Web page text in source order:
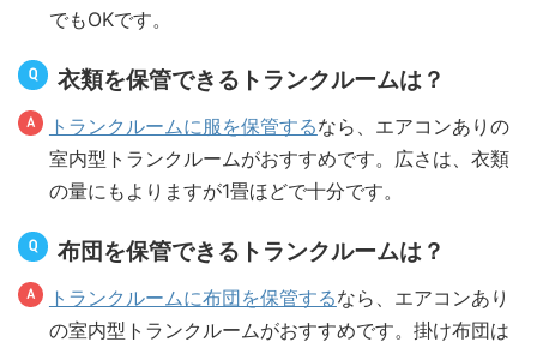
でもOKです。
衣類を保管できるトランクルームは？
トランクルームに服を保管するなら、エアコンありの
室内型トランクルームがおすすめです。広さは、衣類
の量にもよりますが1畳ほどで十分です。
布団を保管できるトランクルームは？
トランクルームに布団を保管するなら、エアコンあり
の室内型トランクルームがおすすめです。掛け布団は